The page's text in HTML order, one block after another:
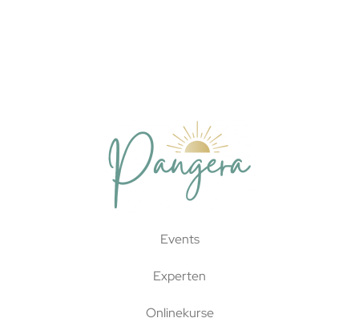
Events
Experten
Onlinekurse